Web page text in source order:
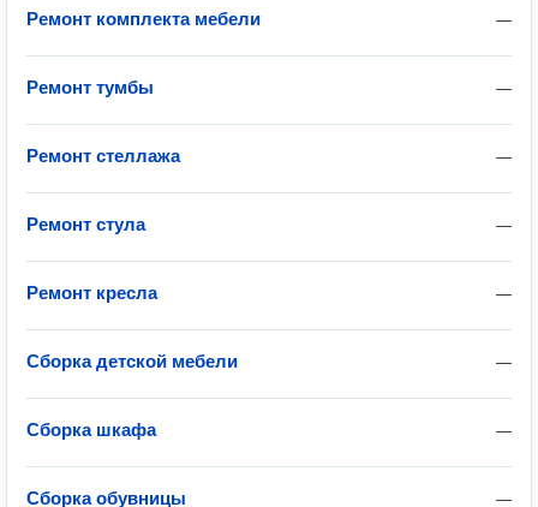
—
Ремонт комплекта мебели
—
Ремонт тумбы
—
Ремонт стеллажа
—
Ремонт стула
—
Ремонт кресла
—
Сборка детской мебели
—
Сборка шкафа
—
Сборка обувницы